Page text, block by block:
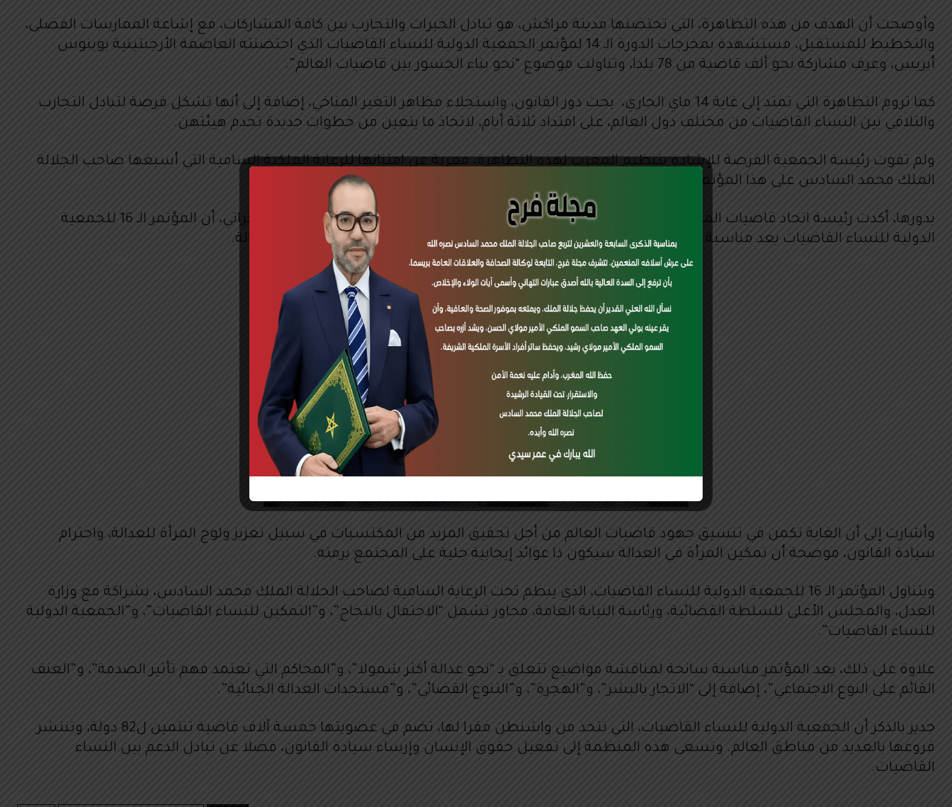
Manage Consent
To provide the best experiences, we use technologies like cookies to store and/or access
device information. Consenting to these technologies will allow us to process data such as
browsing behavior or unique IDs on this site. Not consenting or withdrawing consent, may
adversely affect certain features and functions.
View preferences
Cookie Policy
وأوضحت أن الهدف من هذه التظاهرة، التي تحتضنها مدينة مراكش، هو تبادل الخبرات والتجارب بين كافة المشاركات، مع إشاعة الممارسات الفضلى،
والتخطيط للمستقبل، مستشهدة بمخرجات الدورة الـ 14 لمؤتمر الجمعية الدولية للنساء القاضيات الذي احتضنته العاصمة الأرجنتينية بوينوس
أيريس، وعرف مشاركة نحو ألف قاضية من 78 بلدا، وتناولت موضوع “نحو بناء الجسور بين قاضيات العالم”.
كما تروم التظاهرة التي تمتد إلى غاية 14 ماي الجاري، بحث دور القانون، واستجلاء مظاهر التغير المناخي، إضافة إلى أنها تشكل فرصة لتبادل التجارب
والتلاقي بين النساء القاضيات من مختلف دول العالم، على امتداد ثلاثة أيام، لاتخاذ ما يتعين من خطوات جديدة تخدم هيئتهن.
ولم تفوت رئيسة الجمعية الفرصة للإشادة بتنظيم المغرب لهذه التظاهرة، معربة عن امتنانها للرعاية الملكية السامية التي أسبغها صاحب الجلالة
الملك محمد السادس على هذا المؤتمر.
بدورها، أكدت رئيسة اتحاد قاضيات المغرب، ونائبة رئيسة الجمعية الدولية للنساء القاضيات، القاضية أمينة السكراتي، أن المؤتمر الـ 16 للجمعية
الدولية للنساء القاضيات يعد مناسبة لتسليط الضوء على المكانة المحورية التي تتبوأها المرأة في منظومة العدالة.
وأشارت إلى أن الغاية تكمن في تنسيق جهود قاضيات العالم من أجل تحقيق المزيد من المكتسبات في سبيل تعزيز ولوج المرأة للعدالة، واحترام
سيادة القانون، موضحة أن تمكين المرأة في العدالة سيكون ذا عوائد إيجابية جلية على المجتمع برمته.
ويتناول المؤتمر الـ 16 للجمعية الدولية للنساء القاضيات، الذي ينظم تحت الرعاية السامية لصاحب الجلالة الملك محمد السادس، بشراكة مع وزارة
العدل، والمجلس الأعلى للسلطة القضائية، ورئاسة النيابة العامة، محاور تشمل “الاحتفال بالنجاح”، و”التمكين للنساء القاضيات”، و”الجمعية الدولية
للنساء القاضيات”.
علاوة على ذلك، يعد المؤتمر مناسبة سانحة لمناقشة مواضيع تتعلق بـ “نحو عدالة أكثر شمولا”، و”المحاكم التي تعتمد فهم تأثير الصدمة”، و”العنف
القائم على النوع الاجتماعي”، إضافة إلى “الاتجار بالبشر”، و”الهجرة”، و”التنوع القضائي”، و”مستجدات العدالة الجنائية”.
جدير بالذكر أن الجمعية الدولية للنساء القاضيات، التي تتخذ من واشنطن مقرا لها، تضم في عضويتها خمسة آلاف قاضية تنتمين ل82 دولة، وتنتشر
فروعها بالعديد من مناطق العالم. وتسعى هذه المنظمة إلى تفعيل حقوق الإنسان وإرساء سيادة القانون، فضلا عن تبادل الدعم بين النساء
القاضيات.